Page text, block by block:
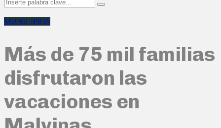
for:
Search
MUNICIPIOS
Más de 75 mil familias
disfrutaron las
vacaciones en